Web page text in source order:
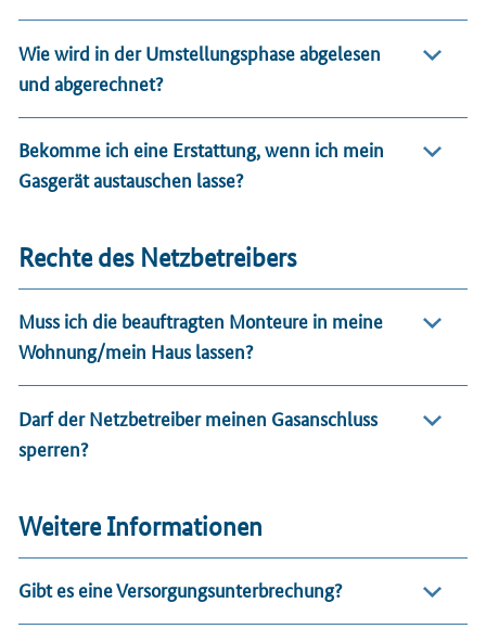
Wie wird in der Umstellungsphase abgelesen
und abgerechnet?
Bekomme ich eine Erstattung, wenn ich mein
Gasgerät austauschen lasse?
Rechte des Netzbetreibers
Muss ich die beauftragten Monteure in meine
Wohnung/mein Haus lassen?
Darf der Netzbetreiber meinen Gasanschluss
sperren?
Weitere Informationen
Gibt es eine Versorgungsunterbrechung?